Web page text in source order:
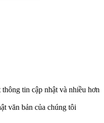
tin cập nhật và nhiều hơn
văn bản của chúng tôi